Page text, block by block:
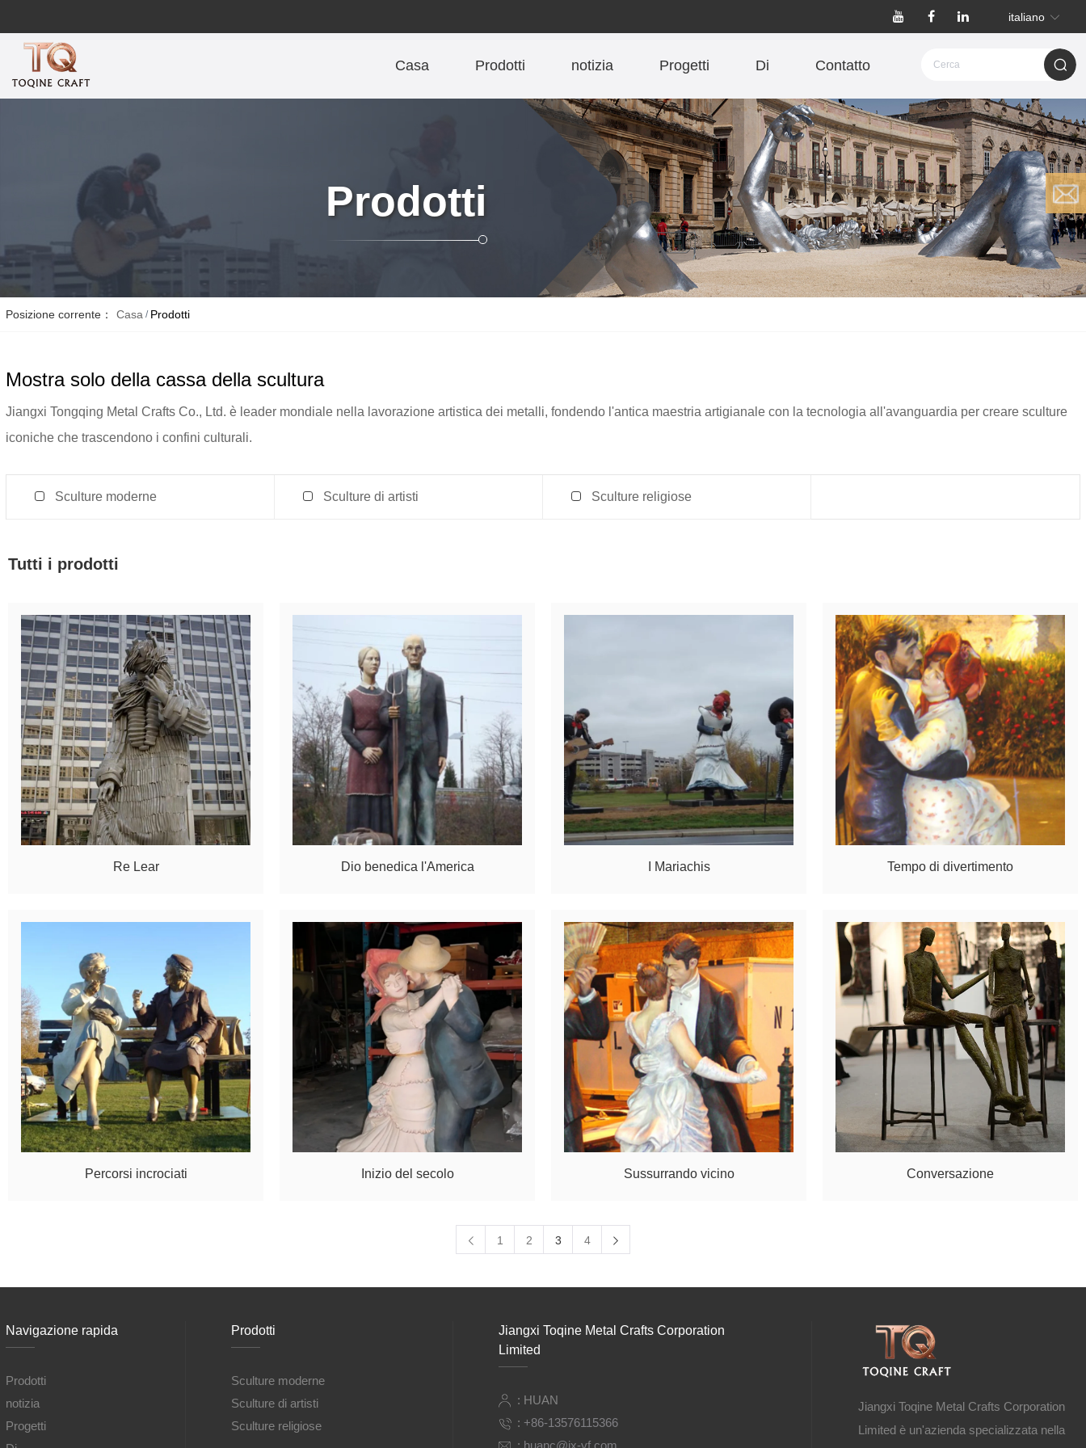
italiano
Casa Prodotti notizia Progetti Di Contatto
Clear records
history re
cord
Clear records
history re
Prodotti
Posizione corrente： Casa / Prodotti
Mostra solo della cassa della scultura
Jiangxi Tongqing Metal Crafts Co., Ltd. è leader mondiale nella lavorazione artistica dei metalli, fondendo l'antica maestria artigianale con la tecnologia all'avanguardia per creare sculture
iconiche che trascendono i confini culturali.
Sculture moderne Sculture di artisti Sculture religiose
Tutti i prodotti
Re Lear Dio benedica l'America I Mariachis Tempo di divertimento
Percorsi incrociati Inizio del secolo Sussurrando vicino Conversazione
1 2 3 4
Navigazione rapida
Prodotti
notizia
Progetti
Prodotti
Sculture moderne
Sculture di artisti
Sculture religiose
Jiangxi Toqine Metal Crafts Corporation
Limited
: HUAN
: +86-13576115366
: huanc@jx-yf.com
Jiangxi Toqine Metal Crafts Corporation
Limited è un'azienda specializzata nella
Email